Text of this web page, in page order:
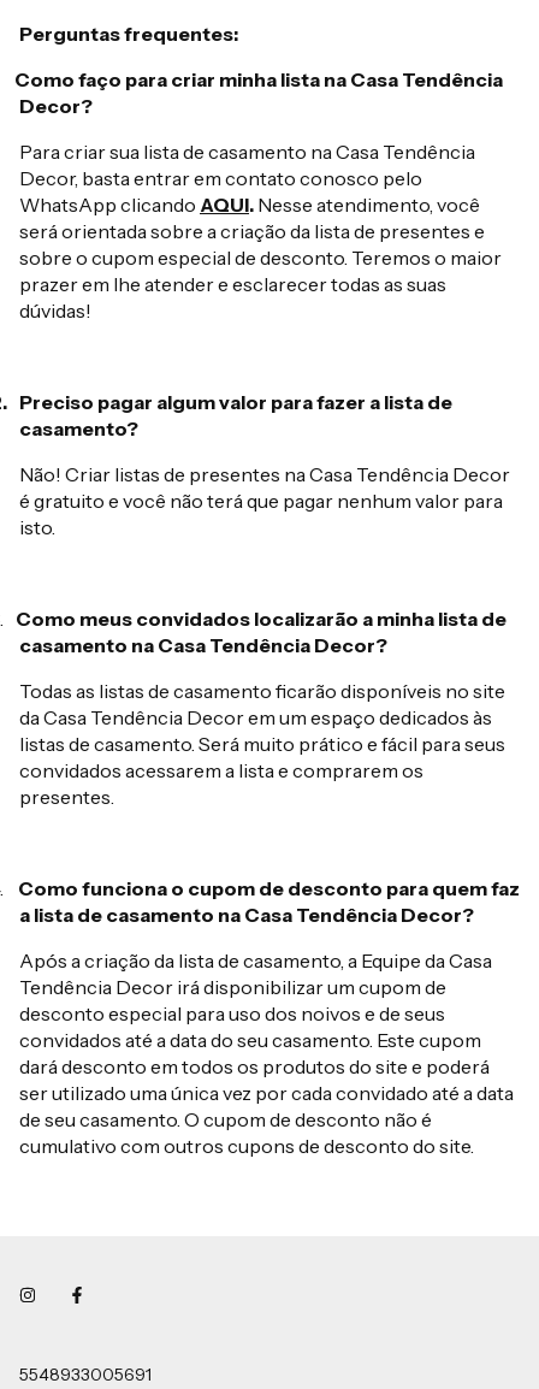
Perguntas frequentes:
Como faço para criar minha lista na Casa Tendência
Decor?
Para criar sua lista de casamento na Casa Tendência
Decor, basta entrar em contato conosco pelo
WhatsApp clicando AQUI. Nesse atendimento, você
será orientada sobre a criação da lista de presentes e
sobre o cupom especial de desconto. Teremos o maior
prazer em lhe atender e esclarecer todas as suas
dúvidas!
Preciso pagar algum valor para fazer a lista de
casamento?
Não! Criar listas de presentes na Casa Tendência Decor
é gratuito e você não terá que pagar nenhum valor para
isto.
Como meus convidados localizarão a minha lista de
casamento na Casa Tendência Decor?
Todas as listas de casamento ficarão disponíveis no site
da Casa Tendência Decor em um espaço dedicados às
listas de casamento. Será muito prático e fácil para seus
convidados acessarem a lista e comprarem os
presentes.
Como funciona o cupom de desconto para quem faz
a lista de casamento na Casa Tendência Decor?
Após a criação da lista de casamento, a Equipe da Casa
Tendência Decor irá disponibilizar um cupom de
desconto especial para uso dos noivos e de seus
convidados até a data do seu casamento. Este cupom
dará desconto em todos os produtos do site e poderá
ser utilizado uma única vez por cada convidado até a data
de seu casamento. O cupom de desconto não é
cumulativo com outros cupons de desconto do site.
5548933005691